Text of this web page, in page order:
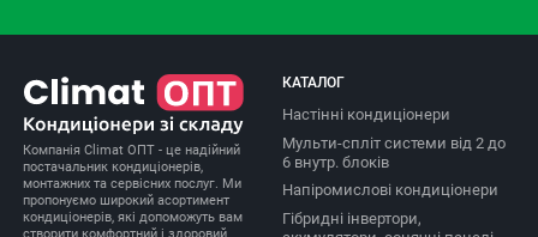
Компанія Climat ОПТ - це надійний
постачальник кондиціонерів,
монтажних та сервісних послуг. Ми
пропонуємо широкий асортимент
кондиціонерів, які допоможуть вам
КАТАЛОГ
Настінні кондиціонери
Мульти-спліт системи від 2 до
6 внутр. блоків
Напіромислові кондиціонери
Гібридні інвертори,